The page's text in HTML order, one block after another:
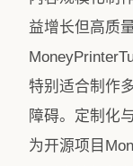
益增长但高质
特别适合制作
障碍。定制化
为开源项目